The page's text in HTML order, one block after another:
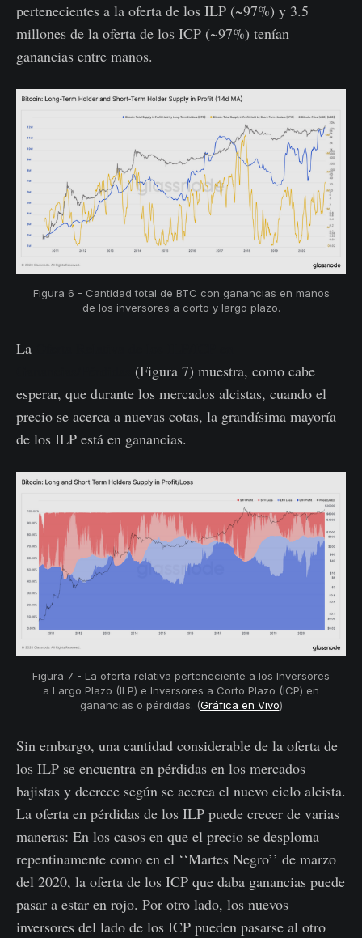
pertenecientes a la oferta de los ILP (~97%) y 3.5
millones de la oferta de los ICP (~97%) tenían
ganancias entre manos.
Figura 6 - Cantidad total de BTC con ganancias en manos
de los inversores a corto y largo plazo.
La
(Figura 7) muestra, como cabe
esperar, que durante los mercados alcistas, cuando el
precio se acerca a nuevas cotas, la grandísima mayoría
de los ILP está en ganancias.
Figura 7 - La oferta relativa perteneciente a los Inversores
a Largo Plazo (ILP) e Inversores a Corto Plazo (ICP) en
ganancias o pérdidas. (Gráfica en Vivo)
Sin embargo, una cantidad considerable de la oferta de
los ILP se encuentra en pérdidas en los mercados
bajistas y decrece según se acerca el nuevo ciclo alcista.
La oferta en pérdidas de los ILP puede crecer de varias
maneras: En los casos en que el precio se desploma
repentinamente como en el ‘‘Martes Negro’’ de marzo
del 2020, la oferta de los ICP que daba ganancias puede
pasar a estar en rojo. Por otro lado, los nuevos
inversores del lado de los ICP pueden pasarse al otro